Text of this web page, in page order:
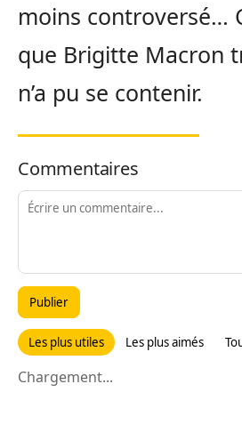
moins controversé…
que Brigitte Macron
n’a pu se contenir.
Commentaires
Publier
Les plus utiles Les plus aimés
Chargement...